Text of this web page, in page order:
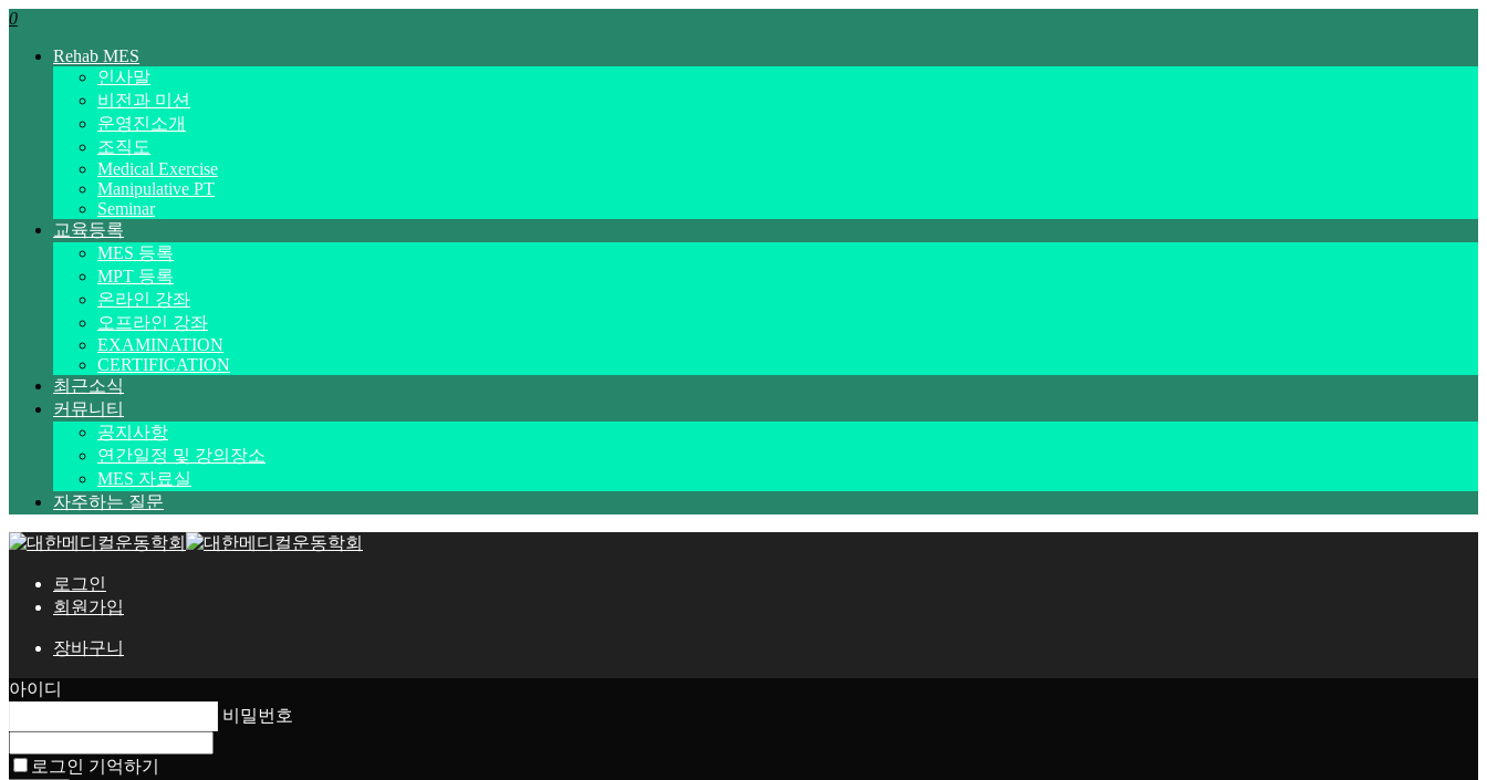
0
Rehab MES
인사말
비전과 미션
운영진소개
조직도
Medical Exercise
Manipulative PT
Seminar
교육등록
MES 등록
MPT 등록
온라인 강좌
오프라인 강좌
EXAMINATION
CERTIFICATION
최근소식
커뮤니티
공지사항
연간일정 및 강의장소
MES 자료실
자주하는 질문
로그인
회원가입
장바구니
아이디
비밀번호
로그인 기억하기